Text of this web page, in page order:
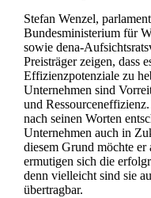
Stefan Wenzel,
Bundesministerium für
sowie dena-
Preisträger zeigen, dass
Effizienzpotenziale zu
Unternehmen sind
und
nach seinen Worten
Unternehmen auch in
diesem Grund möchte er
ermutigen sich die
denn vielleicht sind sie
übertragbar.